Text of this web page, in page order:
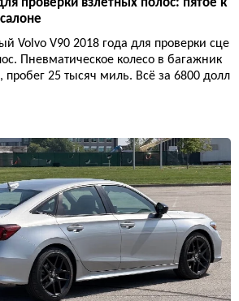
Volvo V90 2018 года для проверки сце
Пневматическое колесо в багажник
пробег 25 тысяч миль. Всё за 6800 долл